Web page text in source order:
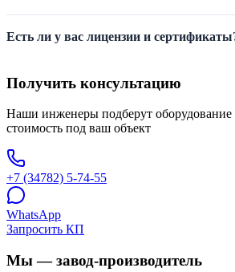
Есть ли у вас лицензии и
Получить консультацию
Наши инженеры подберут оборудование
стоимость под ваш объект
+7 (34782) 5-74-55
WhatsApp
Запросить КП
Мы — завод-производитель